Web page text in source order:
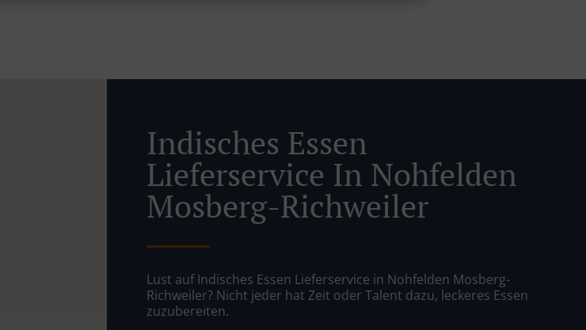
Indisches Essen
Lieferservice In Nohfelden
Mosberg-Richweiler
Lust auf Indisches Essen Lieferservice in Nohfelden Mosberg-
Richweiler? Nicht jeder hat Zeit oder Talent dazu, leckeres Essen
zuzubereiten.